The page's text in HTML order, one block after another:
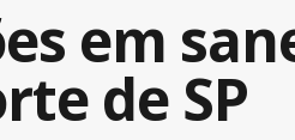
em
de SP